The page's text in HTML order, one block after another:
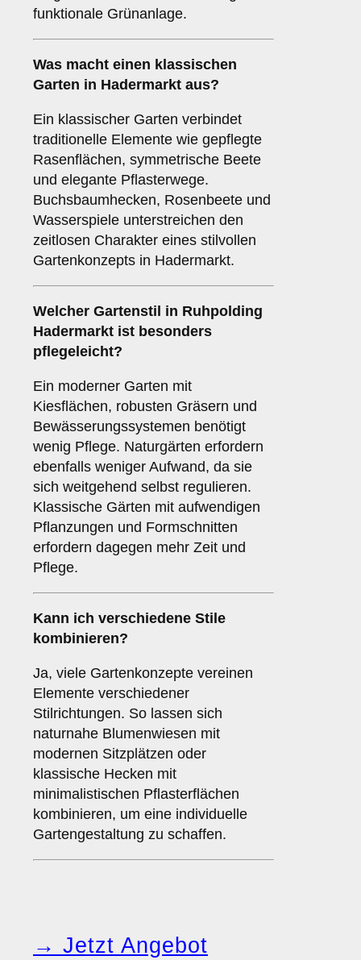
funktionale Grünanlage.
Was macht einen klassischen
Garten in Hadermarkt aus?
Ein klassischer Garten verbindet
traditionelle Elemente wie gepflegte
Rasenflächen, symmetrische Beete
und elegante Pflasterwege.
Buchsbaumhecken, Rosenbeete und
Wasserspiele unterstreichen den
zeitlosen Charakter eines stilvollen
Gartenkonzepts in Hadermarkt.
Welcher Gartenstil in Ruhpolding
Hadermarkt ist besonders
pflegeleicht?
Ein moderner Garten mit
Kiesflächen, robusten Gräsern und
Bewässerungssystemen benötigt
wenig Pflege. Naturgärten erfordern
ebenfalls weniger Aufwand, da sie
sich weitgehend selbst regulieren.
Klassische Gärten mit aufwendigen
Pflanzungen und Formschnitten
erfordern dagegen mehr Zeit und
Pflege.
Kann ich verschiedene Stile
kombinieren?
Ja, viele Gartenkonzepte vereinen
Elemente verschiedener
Stilrichtungen. So lassen sich
naturnahe Blumenwiesen mit
modernen Sitzplätzen oder
klassische Hecken mit
minimalistischen Pflasterflächen
kombinieren, um eine individuelle
Gartengestaltung zu schaffen.
→ Jetzt Angebot